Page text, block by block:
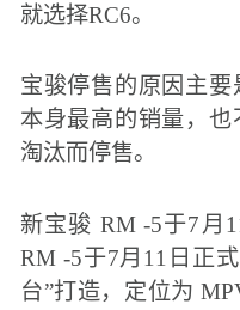
就选择RC6。
宝骏停售的原因主
本身最高的销量，
淘汰而停售。
新宝骏 RM -5于7月
RM -5于7月11日正
台”打造，定位为